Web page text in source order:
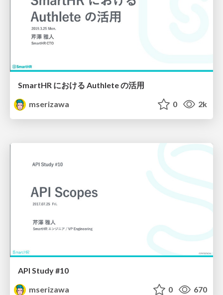
SmartHR における Authlete の活用
mserizawa
0 2k
API Study #10
mserizawa
0 670